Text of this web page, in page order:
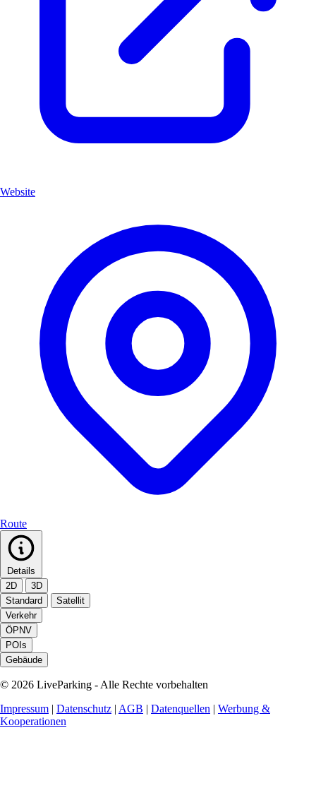
Website
Route
Details
2D
3D
Standard
Satellit
Verkehr
ÖPNV
POIs
Gebäude
© 2026 LiveParking - Alle Rechte vorbehalten
Impressum | Datenschutz | AGB | Datenquellen | Werbung &
Kooperationen